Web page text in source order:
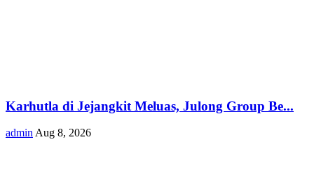
Karhutla di Jejangkit Meluas, Julong Group Be...
adminAug 8, 2026